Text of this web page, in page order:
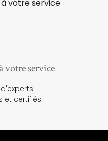
votre service
et certifiés